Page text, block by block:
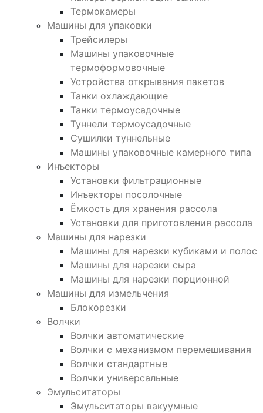
Термокамеры
Машины для упаковки
Трейсилеры
Машины упаковочные
термоформовочные
Устройства открывания пакетов
Танки охлаждающие
Танки термоусадочные
Туннели термоусадочные
Сушилки туннельные
Машины упаковочные камерного типа
Инъекторы
Установки фильтрационные
Инъекторы посолочные
Ёмкость для хранения рассола
Установки для приготовления рассола
Машины для нарезки
Машины для нарезки кубиками и полос
Машины для нарезки сыра
Машины для нарезки порционной
Машины для измельчения
Блокорезки
Волчки
Волчки автоматические
Волчки с механизмом перемешивания
Волчки стандартные
Волчки универсальные
Эмульситаторы
Эмульситаторы вакуумные